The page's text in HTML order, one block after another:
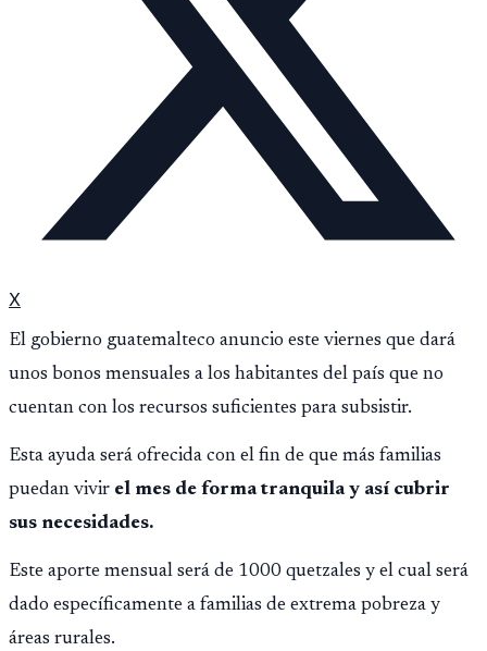
X
El gobierno guatemalteco anuncio este viernes que dará
unos bonos mensuales a los habitantes del país que no
cuentan con los recursos suficientes para subsistir.
Esta ayuda será ofrecida con el fin de que más familias
puedan vivir el mes de forma tranquila y así cubrir
sus necesidades.
Este aporte mensual será de 1000 quetzales y el cual será
dado específicamente a familias de extrema pobreza y
áreas rurales.